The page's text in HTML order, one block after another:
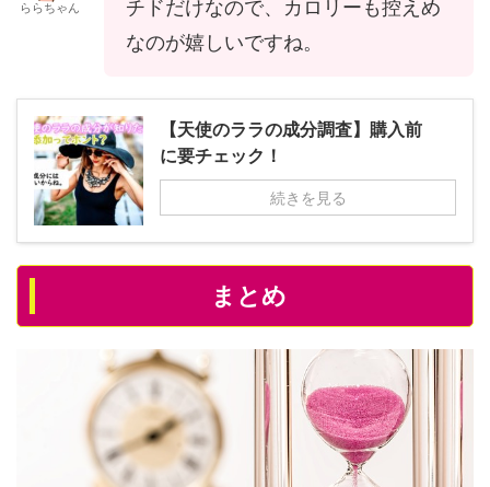
ららちゃん
チドだけなので、カロリーも控えめ
なのが嬉しいですね。
【天使のララの成分調査】購入前
に要チェック！
続きを見る
まとめ